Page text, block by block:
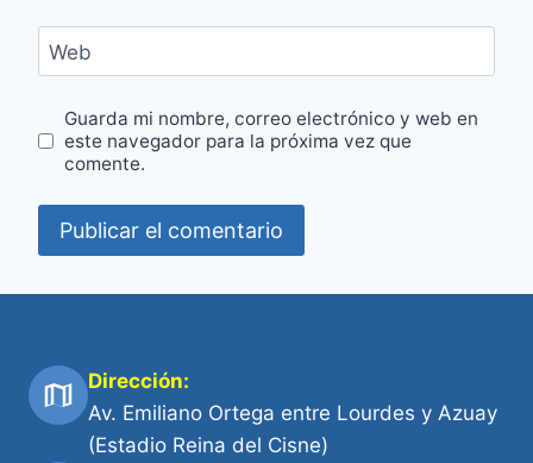
Web
Guarda mi nombre, correo electrónico y web en
este navegador para la próxima vez que
comente.
Dirección:
Av. Emiliano Ortega entre Lourdes y Azuay
(Estadio Reina del Cisne)